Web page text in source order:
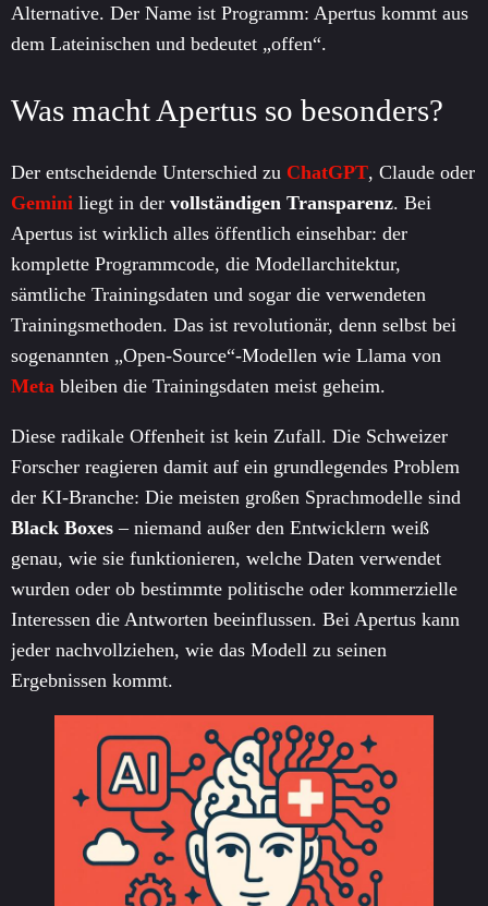
Alternative. Der Name ist Programm: Apertus kommt aus
dem Lateinischen und bedeutet „offen“.
Was macht Apertus so besonders?
Der entscheidende Unterschied zu ChatGPT, Claude oder
Gemini liegt in der vollständigen Transparenz. Bei
Apertus ist wirklich alles öffentlich einsehbar: der
komplette Programmcode, die Modellarchitektur,
sämtliche Trainingsdaten und sogar die verwendeten
Trainingsmethoden. Das ist revolutionär, denn selbst bei
sogenannten „Open-Source“-Modellen wie Llama von
Meta bleiben die Trainingsdaten meist geheim.
Diese radikale Offenheit ist kein Zufall. Die Schweizer
Forscher reagieren damit auf ein grundlegendes Problem
der KI-Branche: Die meisten großen Sprachmodelle sind
Black Boxes – niemand außer den Entwicklern weiß
genau, wie sie funktionieren, welche Daten verwendet
wurden oder ob bestimmte politische oder kommerzielle
Interessen die Antworten beeinflussen. Bei Apertus kann
jeder nachvollziehen, wie das Modell zu seinen
Ergebnissen kommt.